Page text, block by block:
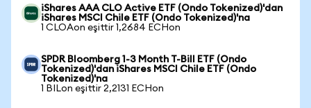
iShares AAA CLO Active ETF (Ondo Tokenized)'dan
iShares MSCI Chile ETF (Ondo Tokenized)'na
1 CLOAon eşittir 1,2684 ECHon
SPDR Bloomberg 1-3 Month T-Bill ETF (Ondo
Tokenized)'dan iShares MSCI Chile ETF (Ondo
Tokenized)'na
1 BILon eşittir 2,2131 ECHon